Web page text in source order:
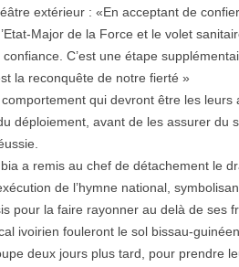
extérieur : «En acceptant de
Major de la Force et le volet
C’est une étape
la reconquête de notre fierté »
qui devront être les leurs
déploiement, avant de les assurer du
a remis au chef de détachement le
de l’hymne national,
pour la faire rayonner au delà de ses
ivoirien fouleront le sol bissau-
deux jours plus tard, pour prendre